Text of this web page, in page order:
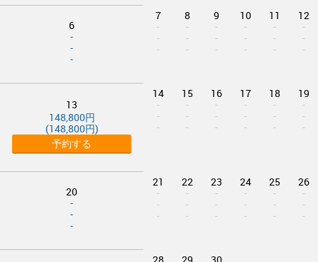
6
-
-
-
7
-
-
-
8
-
-
-
9
-
-
-
10
-
-
-
11
-
-
-
12
-
-
-
13
148,800円
(148,800円)
予約する
14
-
-
-
15
-
-
-
16
-
-
-
17
-
-
-
18
-
-
-
19
-
-
-
20
-
-
-
21
-
-
-
22
-
-
-
23
-
-
-
24
-
-
-
25
-
-
-
26
-
-
-